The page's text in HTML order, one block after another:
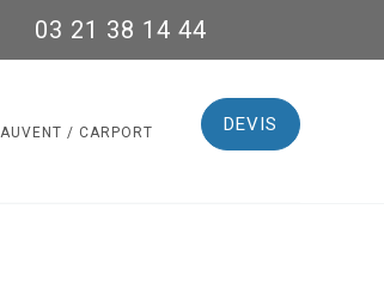
03 21 38 14 44
DEVIS
AUVENT / CARPORT